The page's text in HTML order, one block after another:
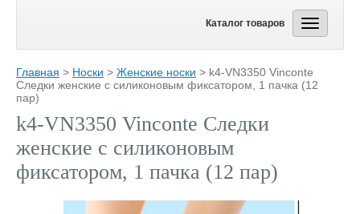
Каталог товаров
Главная > Носки > Женские носки > k4-VN3350 Vinconte
Следки женские с силиконовым фиксатором, 1 пачка (12
пар)
k4-VN3350 Vinconte Следки
женские с силиконовым
фиксатором, 1 пачка (12 пар)